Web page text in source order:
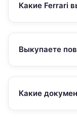
Какие Ferrari
Выкупаете
Какие